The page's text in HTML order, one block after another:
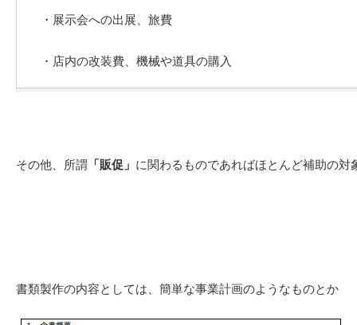
・展示会への出展、旅費
・店内の改装費、機械や道具の購入
その他、所謂 「販促」 に関わるものであればほとんど補助の対
書類製作の内容としては、簡単な事業計画のようなものとか